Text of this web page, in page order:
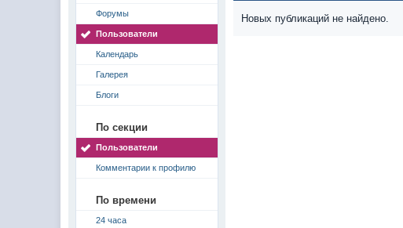
Форумы
Пользователи
Календарь
Галерея
Блоги
По секции
Пользователи
Комментарии к профилю
По времени
24 часа
Новых публикаций не найдено.